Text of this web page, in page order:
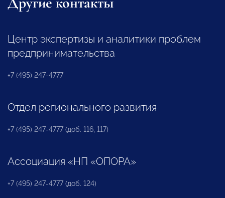
Центр экспертизы и аналитики проблем
предпринимательства
+7 (495) 247-4777
Отдел регионального развития
+7 (495) 247-4777 (доб. 116, 117)
Ассоциация «НП «ОПОРА»
+7 (495) 247-4777 (доб. 124)